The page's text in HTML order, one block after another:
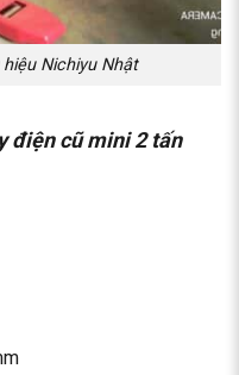
Nichiyu Nhật
điện cũ mini 2 tấn